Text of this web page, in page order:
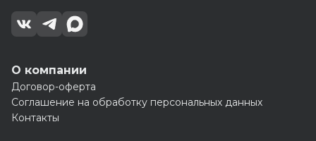
О компании
Договор-оферта
Соглашение на обработку персональных данных
Контакты